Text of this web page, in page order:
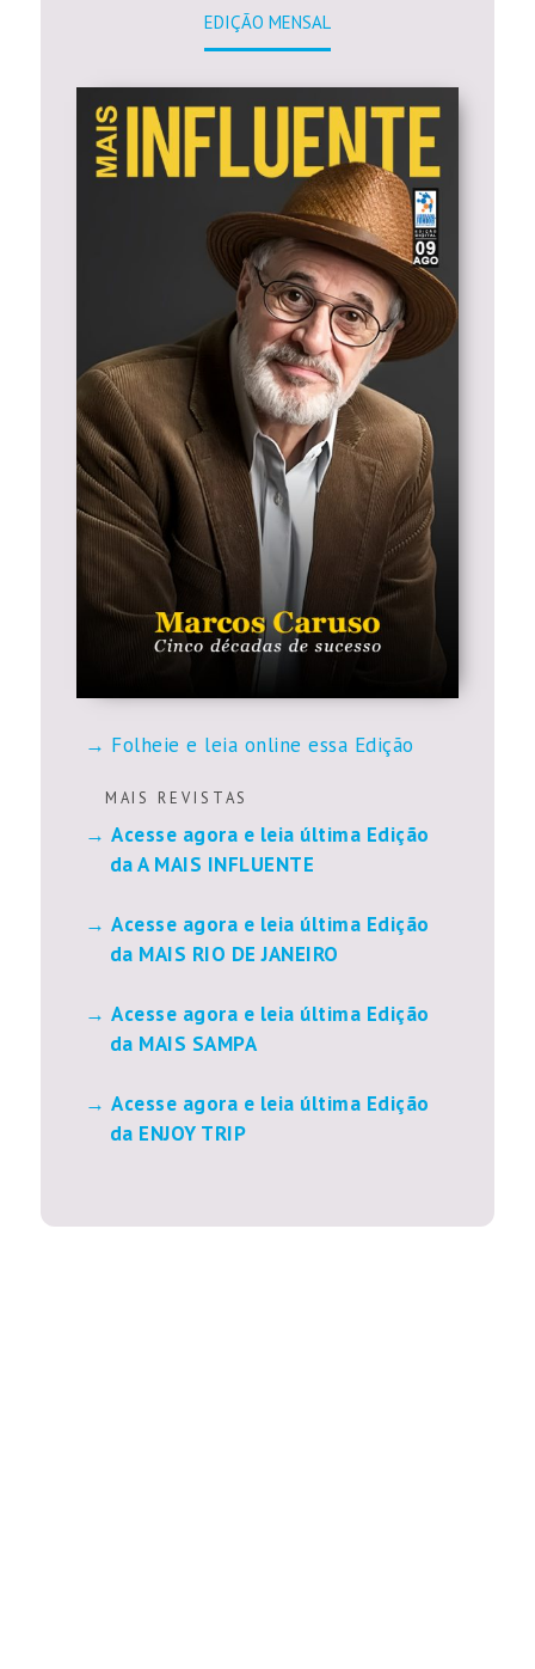
EDIÇÃO MENSAL
Folheie e leia online essa Edição
M A I S R E V I S T A S
Acesse agora e leia última Edição
da A MAIS INFLUENTE
Acesse agora e leia última Edição
da MAIS RIO DE JANEIRO
Acesse agora e leia última Edição
da MAIS SAMPA
Acesse agora e leia última Edição
da ENJOY TRIP